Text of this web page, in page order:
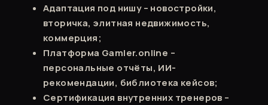
Адаптация под нишу – новостройки,
вторичка, элитная недвижимость,
коммерция;
Платформа Gamler.online –
персональные отчёты, ИИ-
рекомендации, библиотека кейсов;
Сертификация внутренних тренеров –